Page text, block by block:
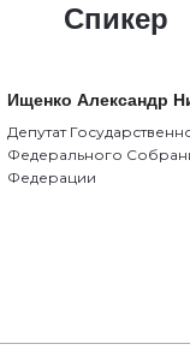
Спикер
Ищенко Александр
Депутат
Федерального
Федерации